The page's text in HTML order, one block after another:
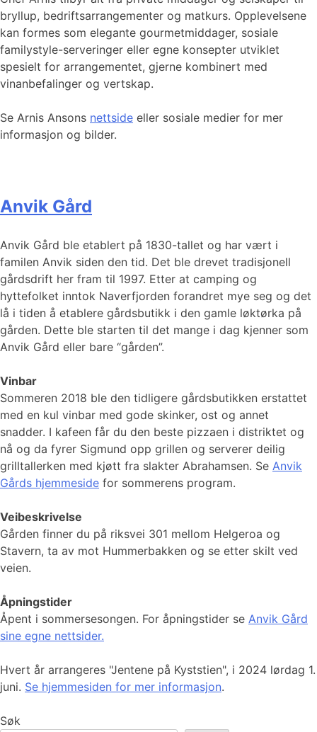
bryllup, bedriftsarrangementer og matkurs. Opplevelsene
kan formes som elegante gourmetmiddager, sosiale
familystyle-serveringer eller egne konsepter utviklet
spesielt for arrangementet, gjerne kombinert med
vinanbefalinger og vertskap.
Se Arnis Ansons nettside eller sosiale medier for mer
informasjon og bilder.
Anvik Gård
Anvik Gård ble etablert på 1830-tallet og har vært i
familen Anvik siden den tid. Det ble drevet tradisjonell
gårdsdrift her fram til 1997. Etter at camping og
hyttefolket inntok Naverfjorden forandret mye seg og det
lå i tiden å etablere gårdsbutikk i den gamle løktørka på
gården. Dette ble starten til det mange i dag kjenner som
Anvik Gård eller bare “gården”.
Vinbar
Sommeren 2018 ble den tidligere gårdsbutikken erstattet
med en kul vinbar med gode skinker, ost og annet
snadder. I kafeen får du den beste pizzaen i distriktet og
nå og da fyrer Sigmund opp grillen og serverer deilig
grilltallerken med kjøtt fra slakter Abrahamsen. Se Anvik
Gårds hjemmeside for sommerens program.
Veibeskrivelse
Gården finner du på riksvei 301 mellom Helgeroa og
Stavern, ta av mot Hummerbakken og se etter skilt ved
veien.
Åpningstider
Åpent i sommersesongen. For åpningstider se Anvik Gård
sine egne nettsider.
Hvert år arrangeres "Jentene på Kyststien", i 2024 lørdag 1.
juni. Se hjemmesiden for mer informasjon.
Søk